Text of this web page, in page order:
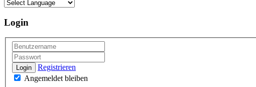
Login
Login
Registrieren
Angemeldet bleiben